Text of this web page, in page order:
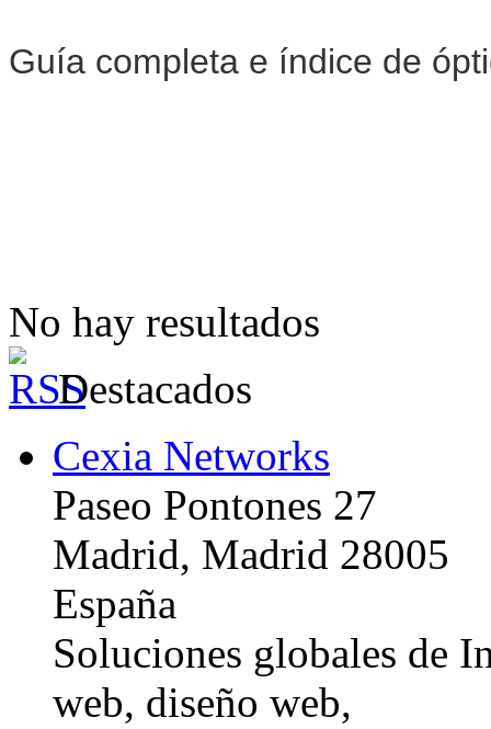
Guía completa e índice de
No hay resultados
Destacados
Cexia Networks
Paseo Pontones 27
Madrid, Madrid 28005
España
Soluciones globales de
web, diseño web,